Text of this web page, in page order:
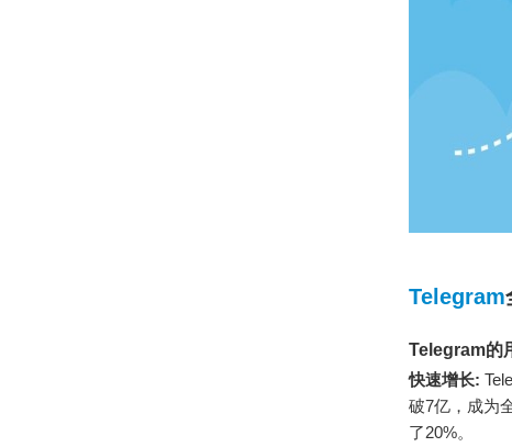
Telegram
Telegram的
快速增长:
破7亿，成为
了20%。